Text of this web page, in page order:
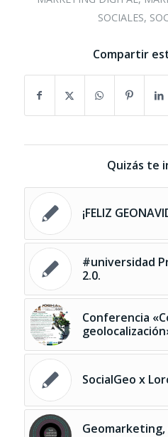
SOCIALES,
Compartir
Quizás te
¡FELIZ
#universidad
2.0.
Conferencia
SocialGeo x